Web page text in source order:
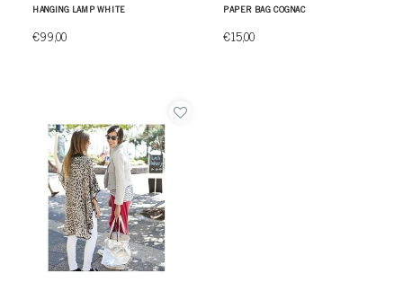
HANGING LAMP WHITE
€99,00
PAPER BAG COGNAC
€15,00